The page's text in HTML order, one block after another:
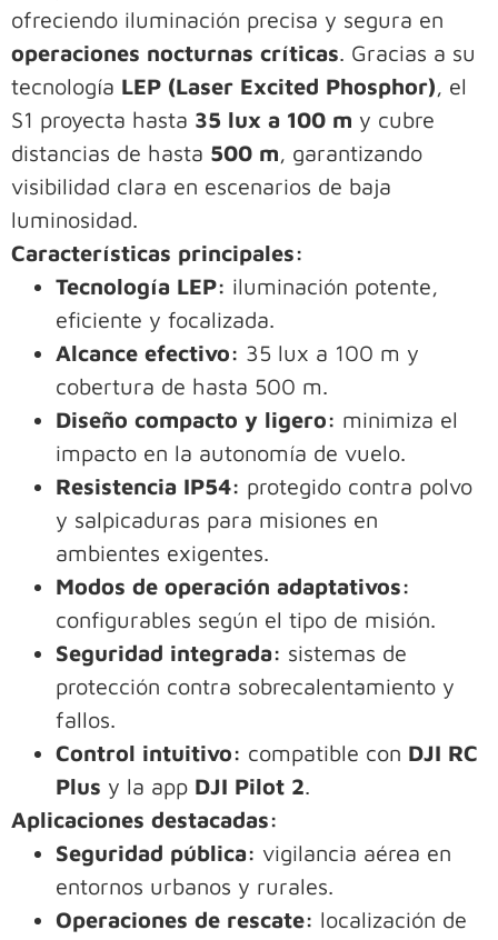
ofreciendo iluminación precisa y segura en
operaciones nocturnas críticas. Gracias a su
tecnología LEP (Laser Excited Phosphor), el
S1 proyecta hasta 35 lux a 100 m y cubre
distancias de hasta 500 m, garantizando
visibilidad clara en escenarios de baja
luminosidad.
Características principales:
Tecnología LEP: iluminación potente,
eficiente y focalizada.
Alcance efectivo: 35 lux a 100 m y
cobertura de hasta 500 m.
Diseño compacto y ligero: minimiza el
impacto en la autonomía de vuelo.
Resistencia IP54: protegido contra polvo
y salpicaduras para misiones en
ambientes exigentes.
Modos de operación adaptativos:
configurables según el tipo de misión.
Seguridad integrada: sistemas de
protección contra sobrecalentamiento y
fallos.
Control intuitivo: compatible con DJI RC
Plus y la app DJI Pilot 2.
Aplicaciones destacadas:
Seguridad pública: vigilancia aérea en
entornos urbanos y rurales.
Operaciones de rescate: localización de